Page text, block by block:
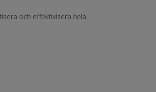
och effektivisera hela